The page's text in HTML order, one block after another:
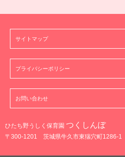
サイトマップ
プライバシーポリシー
お問い合わせ
ひたち野うしく保育園 つくしんぼ
〒300-1201 茨城県牛久市東猯穴町1286-1